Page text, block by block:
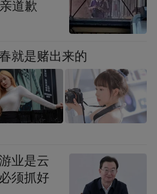
色与专业成长同频共振
位，学校将师德师风建
”教师培养体系。
炼师德。学校鼓励教师
技术研发与成果转化，
守，并将产业前沿知识
内容与产业需求紧密对
道歉
就是赌出来的
业是云
须抓好